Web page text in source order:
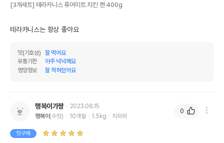
[3개세트] 테라카니스 퓨어미트 치킨 캔 400g
테라카니스는 항상 좋아요
맛(기호성)
잘 먹어요
유통기한
아주 넉넉해요
영양정보
잘 적혀있어요
행복이가짱
2023.06.15
행복이(수컷) 10개월 1.5kg 치와와
첫구매
0